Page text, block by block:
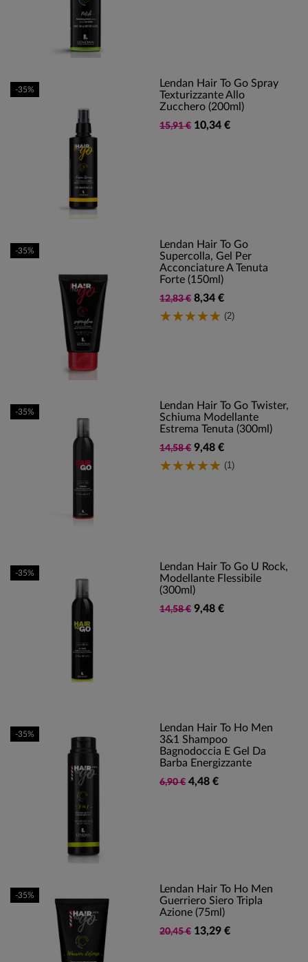
Lendan Hair To Go Spray
Texturizzante Allo
Zucchero (200ml)
15,91 € 10,34 €
-35%
Lendan Hair To Go
Supercolla, Gel Per
Acconciature A Tenuta
Forte (150ml)
12,83 € 8,34 €
(2)
-35%
Lendan Hair To Go Twister,
Schiuma Modellante
Estrema Tenuta (300ml)
14,58 € 9,48 €
(1)
-35%
Lendan Hair To Go U Rock,
Modellante Flessibile
(300ml)
14,58 € 9,48 €
-35%
Lendan Hair To Ho Men
3&1 Shampoo
Bagnodoccia E Gel Da
Barba Energizzante
6,90 € 4,48 €
-35%
Lendan Hair To Ho Men
Guerriero Siero Tripla
Azione (75ml)
20,45 € 13,29 €
-35%